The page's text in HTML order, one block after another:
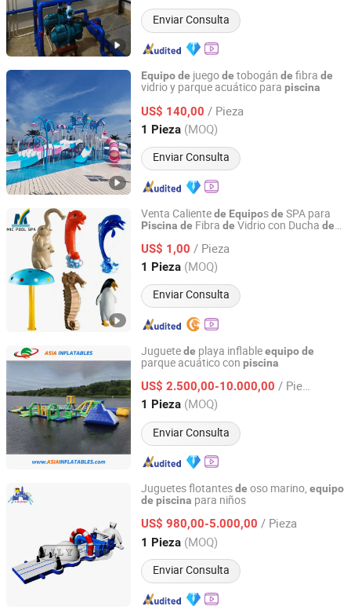
Enviar Consulta
Equipode juegode tobogán de fibra de
vidrio y parque acuático para piscina
US$ 140,00 / Pieza
1 Pieza (MOQ)
Enviar Consulta
TimeSourcing Amusement Company
Anhui, China Desde 2026
Venta Calientede Equiposde SPA para
Piscina de Fibra de Vidrio con Ducha de
US$ 1,00 / Pieza
1 Pieza (MOQ)
Enviar Consulta
GUANGZHOU MIC POOL SPA EQUIPMENT LIMITED
Guangdong, China Desde 2022
Juguetede playa inflableequipode
parque acuático con piscina
US$ 2.500,00-10.000,00 / Pieza
1 Pieza (MOQ)
Enviar Consulta
Guangzhou Asia Inflatables Co., Ltd.
Guangdong, China Desde 2008
Juguetes flotantesde oso marino, equipo
de piscina para niños
US$ 980,00-5.000,00 / Pieza
1 Pieza (MOQ)
Enviar Consulta
Guangzhou Lily Toys Co., Ltd.
Guangdong, China Desde 2013